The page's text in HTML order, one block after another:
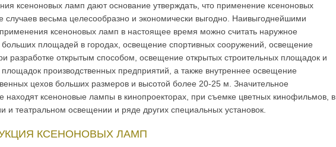
ксеноновых ламп дают основа­ние утверждать, что применение ксеноновых
случаев весьма целесообразно и экономически выгодно. Наивыгоднейшими
ксеноновых ламп в настоящее время можно считать наруж­ное
площадей в городах, освещение спортивных сооружений, освещение
разработке открытым способом, освещение открытых строительных площадок и
производ­ственных предприятий, а также внутреннее освещение
цехов больших размеров и высотой более 20-25 м. Значительное
находят ксеноновые лампы в кинопроекторах, при съемке цветных кинофильмов, в
и театральном освещении и ряде других специальных установок.
КСЕНОНОВЫХ ЛАМП